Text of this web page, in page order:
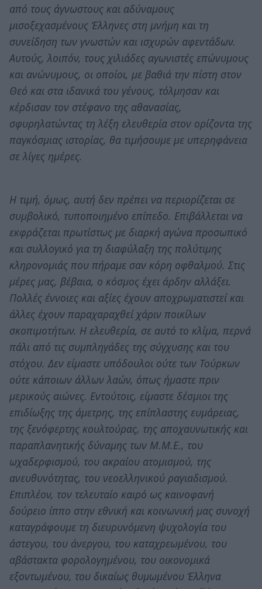
από τους άγνωστους και αδύναμους
μισοξεχασμένους Έλληνες στη μνήμη και τη
συνείδηση των γνωστών και ισχυρών αφεντάδων.
Αυτούς, λοιπόν, τους χιλιάδες αγωνιστές επώνυμους
και ανώνυμους, οι οποίοι, με βαθιά την πίστη στον
Θεό και στα ιδανικά του γένους, τόλμησαν και
κέρδισαν τον στέφανο της αθανασίας,
σφυρηλατώντας τη λέξη ελευθερία στον ορίζοντα της
παγκόσμιας ιστορίας, θα τιμήσουμε με υπερηφάνεια
σε λίγες ημέρες.
Η τιμή, όμως, αυτή δεν πρέπει να περιορίζεται σε
συμβολικό, τυποποιημένο επίπεδο. Επιβάλλεται να
εκφράζεται πρωτίστως με διαρκή αγώνα προσωπικό
και συλλογικό για τη διαφύλαξη της πολύτιμης
κληρονομιάς που πήραμε σαν κόρη οφθαλμού. Στις
μέρες μας, βέβαια, ο κόσμος έχει άρδην αλλάξει.
Πολλές έννοιες και αξίες έχουν αποχρωματιστεί και
άλλες έχουν παραχαραχθεί χάριν ποικίλων
σκοπιμοτήτων. Η ελευθερία, σε αυτό το κλίμα, περνά
πάλι από τις συμπληγάδες της σύγχυσης και του
στόχου. Δεν είμαστε υπόδουλοι ούτε των Τούρκων
ούτε κάποιων άλλων λαών, όπως ήμαστε πριν
μερικούς αιώνες. Εντούτοις, είμαστε δέσμιοι της
επιδίωξης της άμετρης, της επίπλαστης ευμάρειας,
της ξενόφερτης κουλτούρας, της αποχαυνωτικής και
παραπλανητικής δύναμης των Μ.Μ.Ε., του
ωχαδερφισμού, του ακραίου ατομισμού, της
ανευθυνότητας, του νεοελληνικού ραγιαδισμού.
Επιπλέον, τον τελευταίο καιρό ως καινοφανή
δούρειο ίππο στην εθνική και κοινωνική μας συνοχή
καταγράφουμε τη διευρυνόμενη ψυχολογία του
άστεγου, του άνεργου, του καταχρεωμένου, του
αβάστακτα φορολογημένου, του οικονομικά
εξοντωμένου, του δικαίως θυμωμένου Έλληνα